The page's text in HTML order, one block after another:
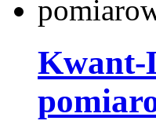
Kwant-